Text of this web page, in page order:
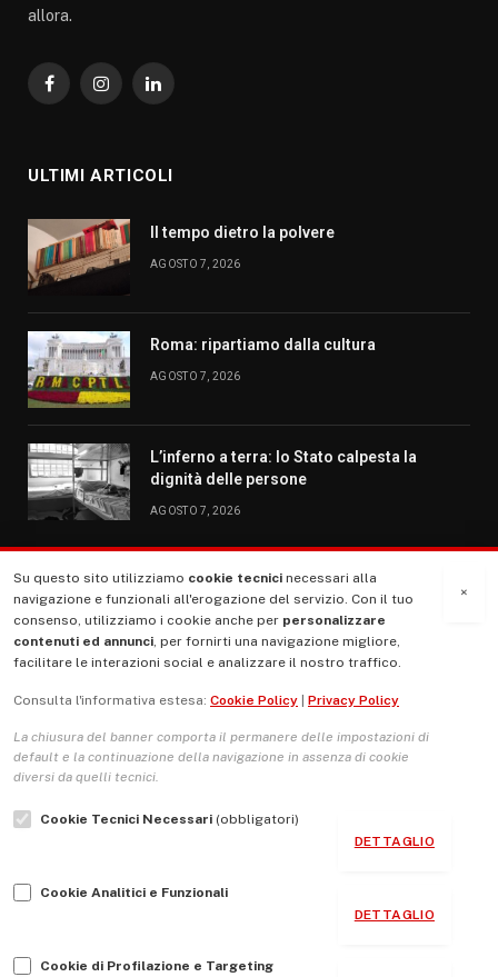
allora.
FacebookInstagramLinkedIn
ULTIMI ARTICOLI
Il tempo dietro la polvere
AGOSTO 7, 2026
Roma: ripartiamo dalla cultura
AGOSTO 7, 2026
L’inferno a terra: lo Stato calpesta la
dignità delle persone
AGOSTO 7, 2026
MENU
La Nostra Storia
Le Copertine
L’Associazione
Indirizzo Socio Politico Culturale
Guida per le autrici e gli autori
×
Su questo sito utilizziamo cookie tecnici necessari alla
navigazione e funzionali all'erogazione del servizio. Con il tuo
consenso, utilizziamo i cookie anche per personalizzare
contenuti ed annunci, per fornirti una navigazione migliore,
facilitare le interazioni social e analizzare il nostro traffico.
Consulta l'informativa estesa: Cookie Policy Privacy Policy
La chiusura del banner comporta il permanere delle impostazioni di
default e la continuazione della navigazione in assenza di cookie
diversi da quelli tecnici.
Cookie Tecnici Necessari (obbligatori)
DETTAGLIO
Cookie Analitici e Funzionali
DETTAGLIO
Cookie di Profilazione e Targeting